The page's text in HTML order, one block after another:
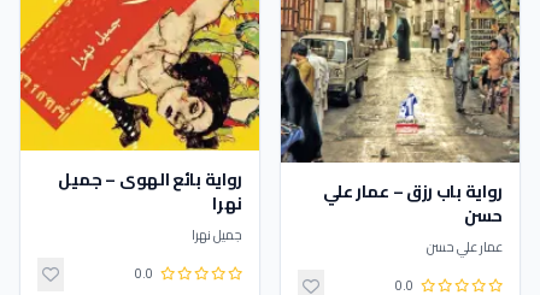
رواية باب رزق – عمار علي
حسن
عمار علي حسن
0.0
رواية بائع الهوى – جميل
نهرا
جميل نهرا
0.0